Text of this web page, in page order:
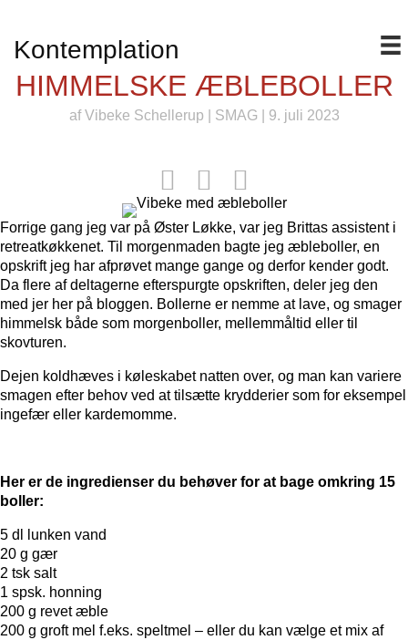
Kontemplation
HIMMELSKE ÆBLEBOLLER
afVibeke Schellerup SMAG | 9. juli 2023
Forrige gang jeg var på Øster Løkke, var jeg Brittas assistent i
retreatkøkkenet. Til morgenmaden bagte jeg æbleboller, en
opskrift jeg har afprøvet mange gange og derfor kender godt.
Da flere af deltagerne efterspurgte opskriften, deler jeg den
med jer her på bloggen. Bollerne er nemme at lave, og smager
himmelsk både som morgenboller, mellemmåltid eller til
skovturen.
Dejen koldhæves i køleskabet natten over, og man kan variere
smagen efter behov ved at tilsætte krydderier som for eksempel
ingefær eller kardemomme.
Her er de ingredienser du behøver for at bage omkring 15
boller:
5 dl lunken vand
20 g gær
2 tsk salt
1 spsk. honning
200 g revet æble
200 g groft mel f.eks. speltmel – eller du kan vælge et mix af